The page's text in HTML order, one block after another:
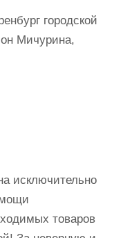
городской
Мичурина,
исключительно
товаров